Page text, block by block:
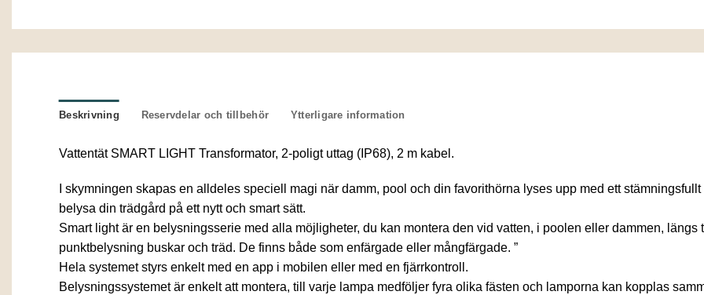
Beskrivning Reservdelar och tillbehör Ytterligare information
Vattentät SMART LIGHT Transformator, 2-poligt uttag (IP68), 2 m kabel.
I skymningen skapas en alldeles speciell magi när damm, pool och din favorithörna lyses upp med ett
belysa din trädgård på ett nytt och smart sätt.
Smart light är en belysningsserie med alla möjligheter, du kan montera den vid vatten, i poolen eller dammen,
punktbelysning buskar och träd. De finns både som enfärgade eller mångfärgade. ”
Hela systemet styrs enkelt med en app i mobilen eller med en fjärrkontroll.
Belysningssystemet är enkelt att montera, till varje lampa medföljer fyra olika fästen och lamporna kan kopplas